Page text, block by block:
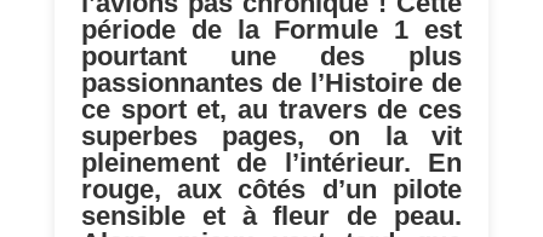
période de la Formule 1 est
pourtant une des plus
passionnantes de l’Histoire de
ce sport et, au travers de ces
superbes pages, on la vit
pleinement de l’intérieur. En
rouge, aux côtés d’un pilote
sensible et à fleur de peau.